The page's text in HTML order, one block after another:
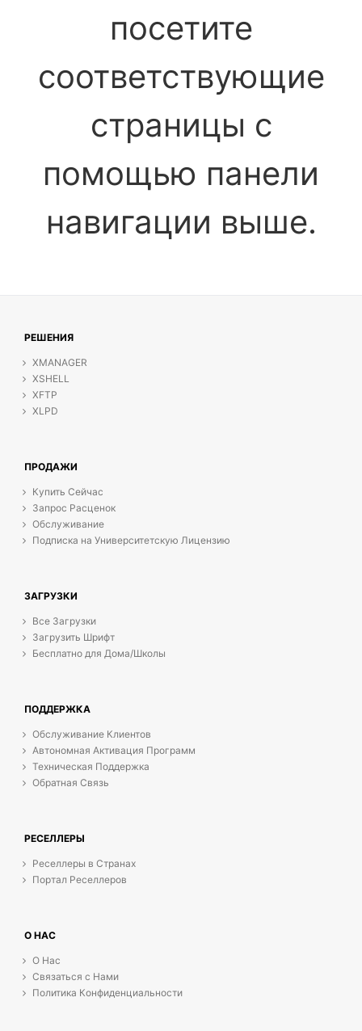
посетите
соответствующие
страницы с
помощью панели
навигации выше.
РЕШЕНИЯ
XMANAGER
XSHELL
XFTP
XLPD
ПРОДАЖИ
Купить Сейчас
Запрос Расценок
Обслуживание
Подписка на Университетскую Лицензию
ЗАГРУЗКИ
Все Загрузки
Загрузить Шрифт
Бесплатно для Дома/Школы
ПОДДЕРЖКА
Обслуживание Клиентов
Автономная Активация Программ
Техническая Поддержка
Обратная Связь
РЕСЕЛЛЕРЫ
Реселлеры в Странах
Портал Реселлеров
О НАС
О Нас
Связаться с Нами
Политика Конфиденциальности